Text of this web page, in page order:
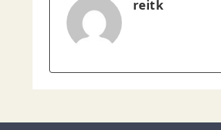
reitk